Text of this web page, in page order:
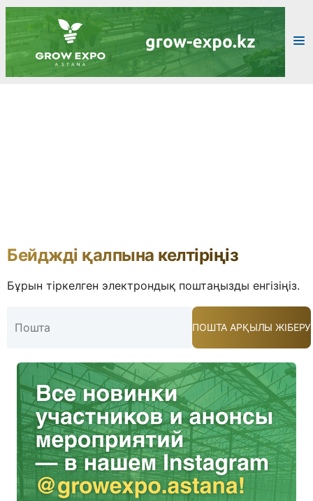
Бейджді қалпына келтіріңіз
Бұрын тіркелген электрондық поштаңызды енгізіңіз.